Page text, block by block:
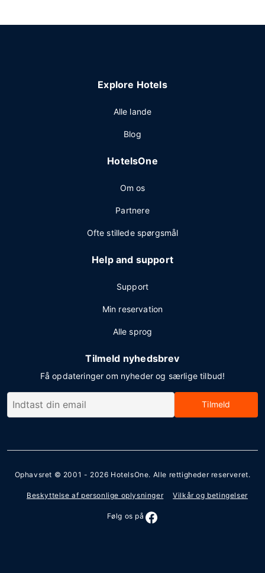
Explore Hotels
Alle lande
Blog
HotelsOne
Om os
Partnere
Ofte stillede spørgsmål
Help and support
Support
Min reservation
Alle sprog
Tilmeld nyhedsbrev
Få opdateringer om nyheder og særlige tilbud!
Tilmeld
Ophavsret © 2001 - 2026 HotelsOne. Alle rettigheder reserveret.
Beskyttelse af personlige oplysninger Vilkår og betingelser
Følg os på